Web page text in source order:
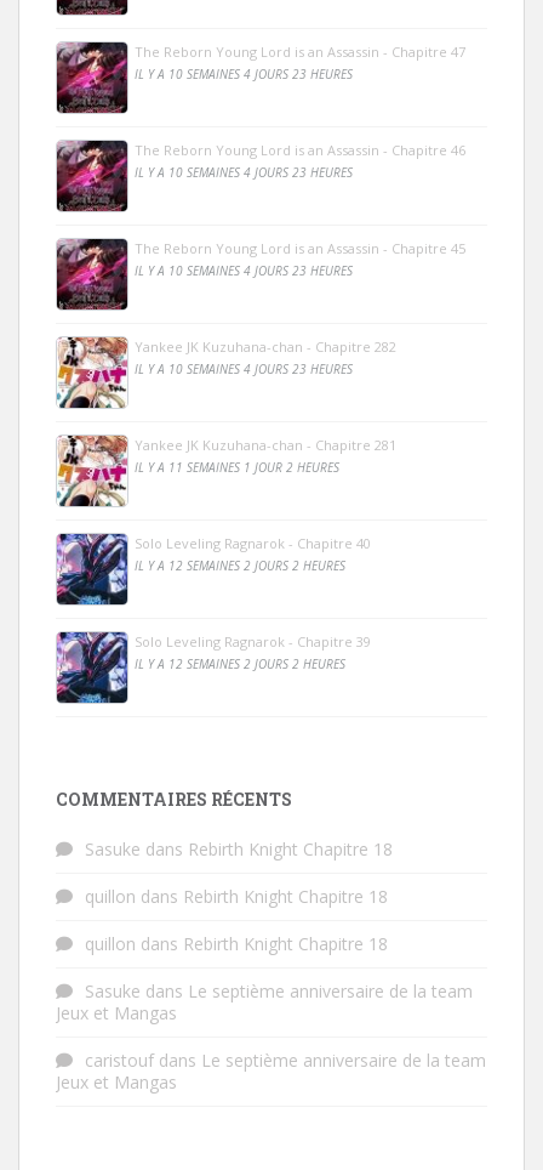
The Reborn Young Lord is an Assassin - Chapitre 47
IL Y A 10 SEMAINES 4 JOURS 23 HEURES
The Reborn Young Lord is an Assassin - Chapitre 46
IL Y A 10 SEMAINES 4 JOURS 23 HEURES
The Reborn Young Lord is an Assassin - Chapitre 45
IL Y A 10 SEMAINES 4 JOURS 23 HEURES
Yankee JK Kuzuhana-chan - Chapitre 282
IL Y A 10 SEMAINES 4 JOURS 23 HEURES
Yankee JK Kuzuhana-chan - Chapitre 281
IL Y A 11 SEMAINES 1 JOUR 2 HEURES
Solo Leveling Ragnarok - Chapitre 40
IL Y A 12 SEMAINES 2 JOURS 2 HEURES
Solo Leveling Ragnarok - Chapitre 39
IL Y A 12 SEMAINES 2 JOURS 2 HEURES
COMMENTAIRES RÉCENTS
Sasuke dans Rebirth Knight Chapitre 18
quillon dans Rebirth Knight Chapitre 18
quillon dans Rebirth Knight Chapitre 18
Sasuke dans Le septième anniversaire de la team
Jeux et Mangas
caristoufdans Le septième anniversaire de la team
Jeux et Mangas